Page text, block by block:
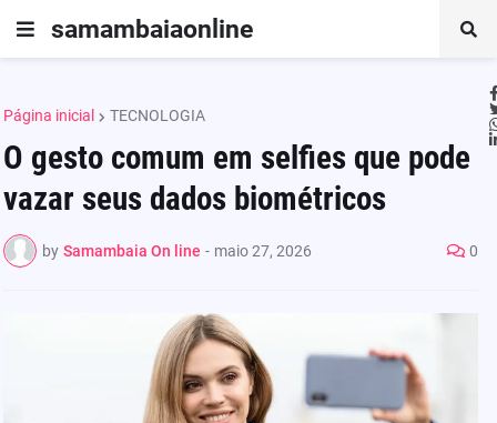
samambaiaonline
Página inicial TECNOLOGIA
O gesto comum em selfies que pode
vazar seus dados biométricos
by Samambaia On line - maio 27, 2026 0